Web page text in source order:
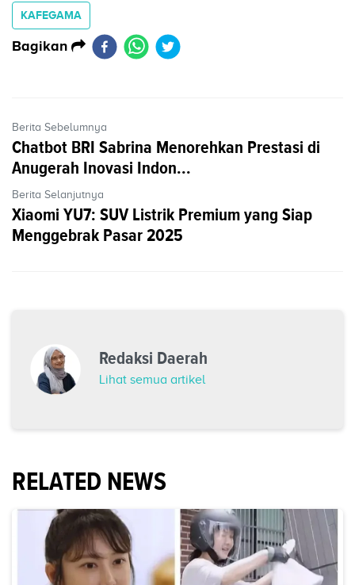
KAFEGAMA
Bagikan
Berita Sebelumnya
Chatbot BRI Sabrina Menorehkan Prestasi di
Anugerah Inovasi Indon...
Berita Selanjutnya
Xiaomi YU7: SUV Listrik Premium yang Siap
Menggebrak Pasar 2025
Redaksi Daerah
Lihat semua artikel
RELATED NEWS